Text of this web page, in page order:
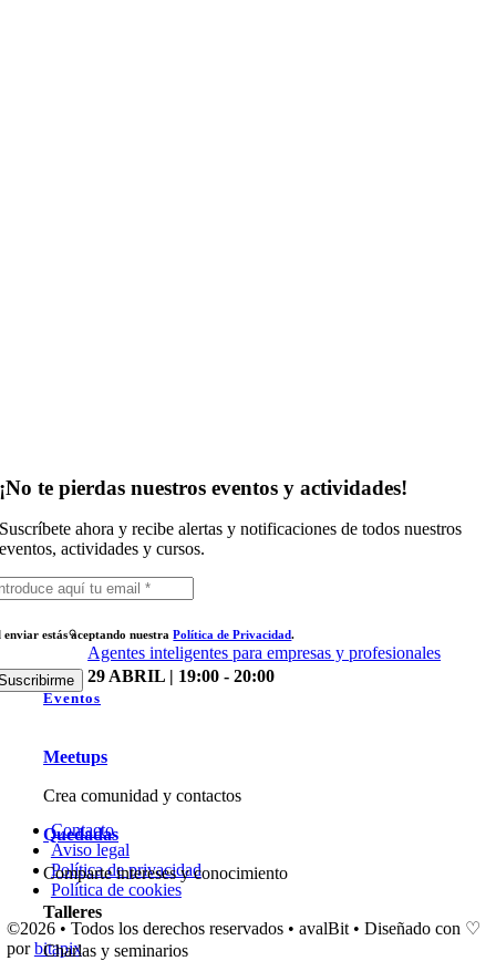
Agentes inteligentes para empresas y profesionales
29 ABRIL | 19:00 - 20:00
Eventos
Meetups
Crea comunidad y contactos
Quedadas
Comparte intereses y conocimiento
Talleres
Charlas y seminarios
¡No te pierdas nuestros eventos y actividades!
Suscríbete ahora y recibe alertas y notificaciones de todos nuestros
eventos, actividades y cursos.
enviar estás aceptando nuestraPolítica de Privacidad.
Contacto
Aviso legal
Política de privacidad
Política de cookies
©2026 • Todos los derechos reservados • avalBit • Diseñado con ♡
porbitapix